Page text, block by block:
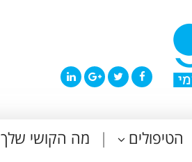
הטיפולים מה הקושי שלך